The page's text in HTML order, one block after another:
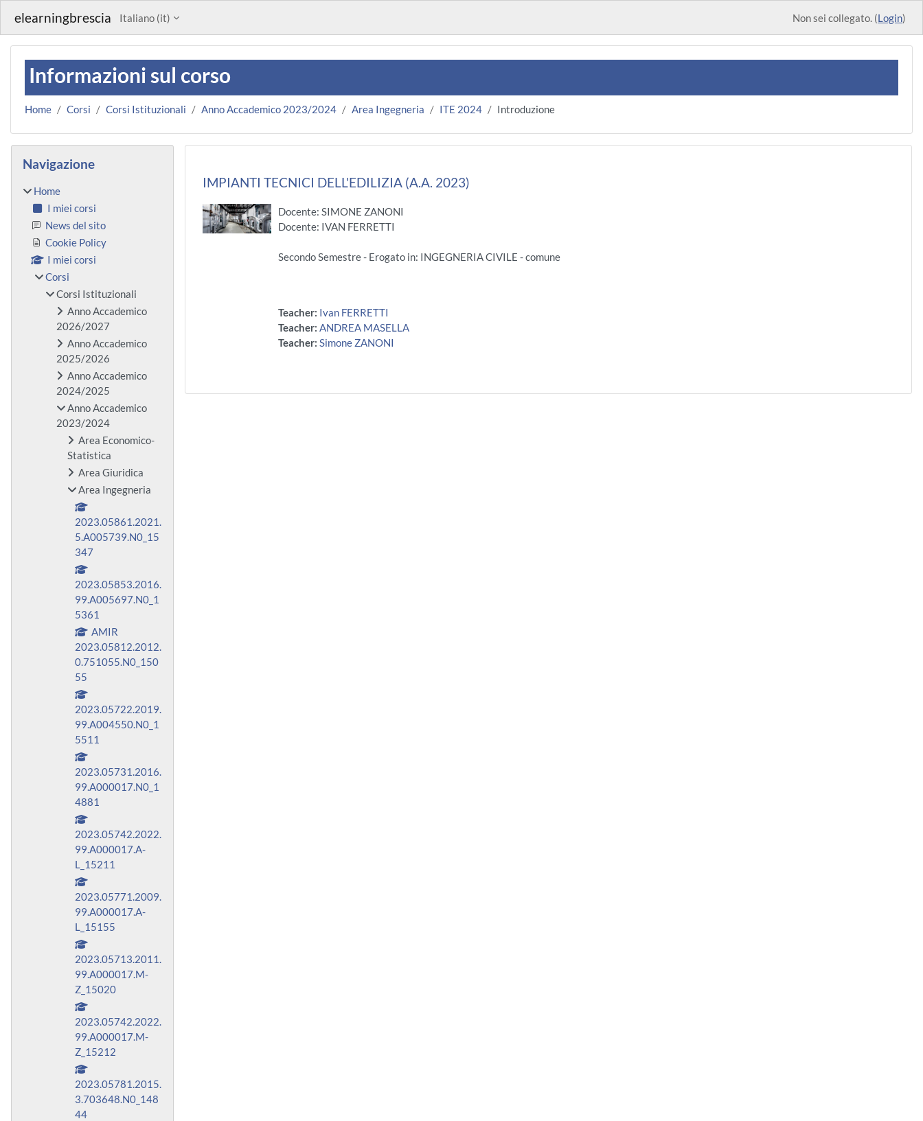
elearningbrescia Italiano ‎(it)‎ Non sei collegato. (Login)
Informazioni sul corso
Home Corsi Corsi Istituzionali Anno Accademico 2023/2024 Area Ingegneria ITE 2024 Introduzione
IMPIANTI TECNICI DELL'EDILIZIA (A.A. 2023)
Docente: SIMONE ZANONI
Docente: IVAN FERRETTI
Secondo Semestre - Erogato in: INGEGNERIA CIVILE - comune
Teacher: Ivan FERRETTI
Teacher: ANDREA MASELLA
Teacher: Simone ZANONI
Blocchi
Navigazione
Home
I miei corsi
News del sito
Cookie Policy
I miei corsi
Corsi
Corsi Istituzionali
Anno Accademico
2026/2027
Anno Accademico
2025/2026
Anno Accademico
2024/2025
Anno Accademico
2023/2024
Area Economico-
Statistica
Area Giuridica
Area Ingegneria
2023.05861.2021.
5.A005739.N0_15
347
2023.05853.2016.
99.A005697.N0_1
5361
AMIR
2023.05812.2012.
0.751055.N0_150
55
2023.05722.2019.
99.A004550.N0_1
5511
2023.05731.2016.
99.A000017.N0_1
4881
2023.05742.2022.
99.A000017.A-
L_15211
2023.05771.2009.
99.A000017.A-
L_15155
2023.05713.2011.
99.A000017.M-
Z_15020
2023.05742.2022.
99.A000017.M-
Z_15212
2023.05781.2015.
3.703648.N0_148
44